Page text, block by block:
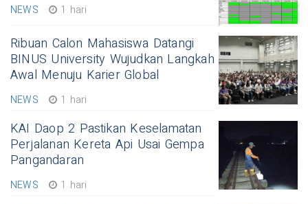
NEWS 1 hari
Ribuan Calon Mahasiswa Datangi
BINUS University Wujudkan Langkah
Awal Menuju Karier Global
NEWS 1 hari
KAI Daop 2 Pastikan Keselamatan
Perjalanan Kereta Api Usai Gempa
Pangandaran
NEWS 1 hari